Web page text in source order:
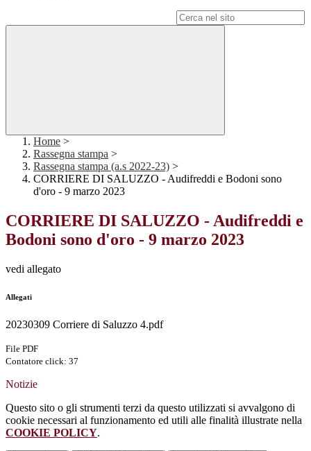
Home >
Rassegna stampa >
Rassegna stampa (a.s 2022-23) >
CORRIERE DI SALUZZO - Audifreddi e Bodoni sono
d'oro - 9 marzo 2023
CORRIERE DI SALUZZO - Audifreddi e
Bodoni sono d'oro - 9 marzo 2023
vedi allegato
Allegati
20230309 Corriere di Saluzzo 4.pdf
File PDF
Contatore click: 37
Notizie
Questo sito o gli strumenti terzi da questo utilizzati si avvalgono di
cookie necessari al funzionamento ed utili alle finalità illustrate nella
COOKIE POLICY.